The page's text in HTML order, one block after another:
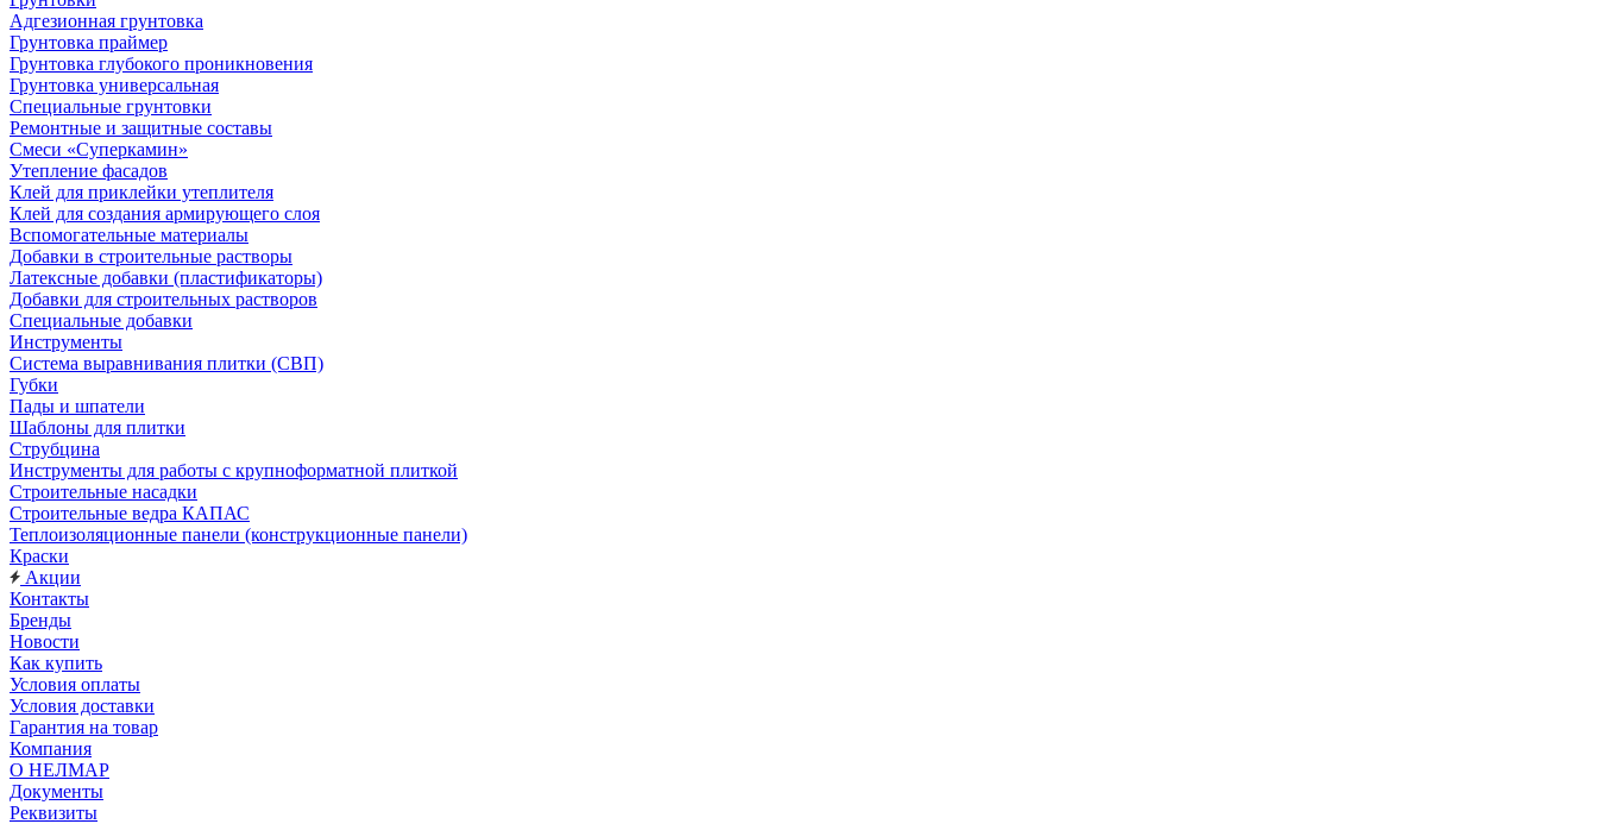
Адгезионная грунтовка
Грунтовка праймер
Грунтовка глубокого проникновения
Грунтовка универсальная
Специальные грунтовки
Ремонтные и защитные составы
Смеси «Суперкамин»
Утепление фасадов
Клей для приклейки утеплителя
Клей для создания армирующего слоя
Вспомогательные материалы
Добавки в строительные растворы
Латексные добавки (пластификаторы)
Добавки для строительных растворов
Специальные добавки
Инструменты
Система выравнивания плитки (СВП)
Губки
Пады и шпатели
Шаблоны для плитки
Струбцина
Инструменты для работы с крупноформатной плиткой
Строительные насадки
Строительные ведра КАПАС
Теплоизоляционные панели (конструкционные панели)
Краски
Акции
Контакты
Бренды
Новости
Как купить
Условия оплаты
Условия доставки
Гарантия на товар
Компания
О НЕЛМАР
Документы
Реквизиты